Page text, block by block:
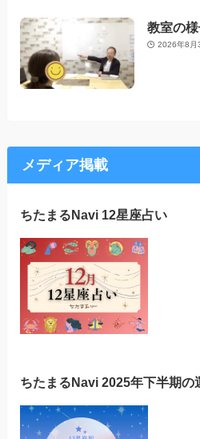
教室の
2026年8月
メディア掲載
ちたまるNavi 12星座占い
ちたまるNavi 2025年下半期の